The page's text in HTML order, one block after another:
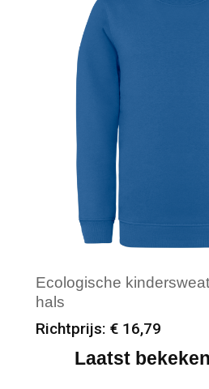
Ecologische
hals
Richtprijs: € 16,79
Minimale afname: 12
Laatst